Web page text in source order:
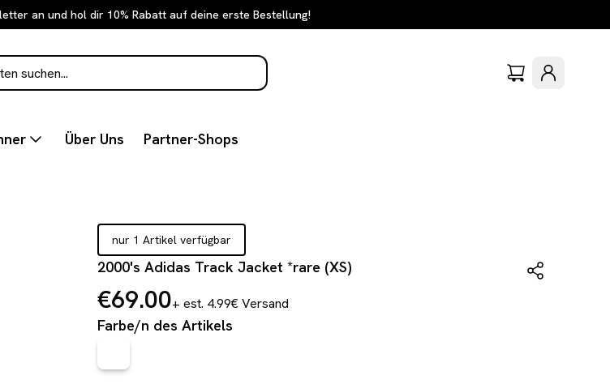
an und hol dir 10% Rabatt auf deine erste Bestellung!
Über Uns Partner-Shops
nur 1 Artikel verfügbar
2000's Adidas Track Jacket *rare (XS)
€69.00+ est. 4.99€ Versand
Farbe/n des Artikels